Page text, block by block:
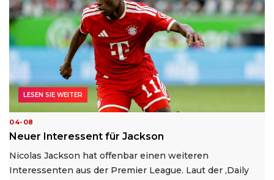
04-08
Neuer Interessent für Jackson
Nicolas Jackson hat offenbar einen weiteren
Interessenten aus der Premier League. Laut der ‚Daily
LESEN SIE WEITER